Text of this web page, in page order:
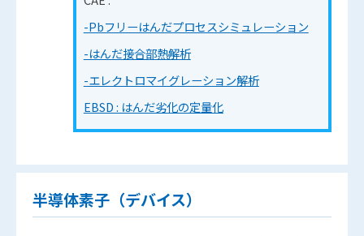
-Pbフリーはんだプロセスシミュレーション
-はんだ接合部熱解析
-エレクトロマイグレーション解析
EBSD : はんだ劣化の定量化
半導体素子（デバイス）